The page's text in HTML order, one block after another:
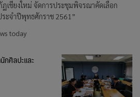
เชียงใหม่ จัดการประชุมพิจรณาคัดเลือก
ะจำปีพุทธศักราช 2561”
today
กศิลปะและ